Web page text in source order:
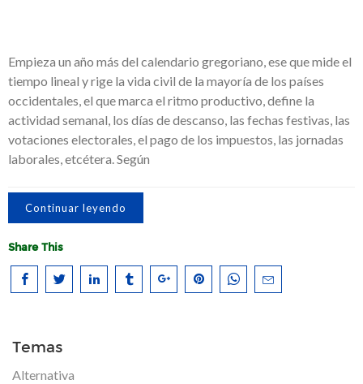
Empieza un año más del calendario gregoriano, ese que mide el
tiempo lineal y rige la vida civil de la mayoría de los países
occidentales, el que marca el ritmo productivo, define la
actividad semanal, los días de descanso, las fechas festivas, las
votaciones electorales, el pago de los impuestos, las jornadas
laborales, etcétera. Según
Continuar leyendo
Share This
Temas
Alternativa